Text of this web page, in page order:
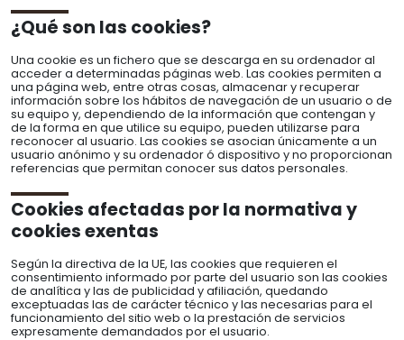
¿Qué son las cookies?
Una cookie es un fichero que se descarga en su ordenador al
acceder a determinadas páginas web. Las cookies permiten a
una página web, entre otras cosas, almacenar y recuperar
información sobre los hábitos de navegación de un usuario o de
su equipo y, dependiendo de la información que contengan y
de la forma en que utilice su equipo, pueden utilizarse para
reconocer al usuario. Las cookies se asocian únicamente a un
usuario anónimo y su ordenador ó dispositivo y no proporcionan
referencias que permitan conocer sus datos personales.
Cookies afectadas por la normativa y
cookies exentas
Según la directiva de la UE, las cookies que requieren el
consentimiento informado por parte del usuario son las cookies
de analítica y las de publicidad y afiliación, quedando
exceptuadas las de carácter técnico y las necesarias para el
funcionamiento del sitio web o la prestación de servicios
expresamente demandados por el usuario.